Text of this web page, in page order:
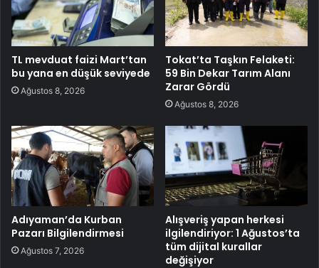
TL mevduat faizi Mart’tan
bu yana en düşük seviyede
Ağustos 8, 2026
Tokat’ta Taşkın Felaketi:
59 Bin Dekar Tarım Alanı
Zarar Gördü
Ağustos 8, 2026
Adıyaman’da Kurban
Pazarı Bilgilendirmesi
Ağustos 7, 2026
Alışveriş yapan herkesi
ilgilendiriyor: 1 Ağustos’ta
tüm dijital kurallar
değişiyor